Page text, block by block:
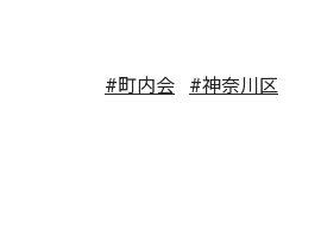
#町内会 #神奈川区